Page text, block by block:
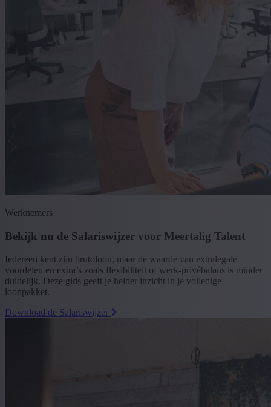
Werknemers
Bekijk nu de Salariswijzer voor Meertalig Talent
Iedereen kent zijn brutoloon, maar de waarde van extralegale
voordelen en extra’s zoals flexibiliteit of werk-privébalans is minder
duidelijk. Deze gids geeft je helder inzicht in je volledige
loonpakket.
Download de Salariswijzer